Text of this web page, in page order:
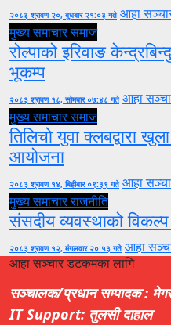
२०८३ श्रावण २०, बुधबार २१:०३ गते आहा
मुख्य समाचारसमाज
रोल्पाको इरिवाङ
भूकम्प
२०८३ श्रावण १८, सोमबार ०७:४८ गते आहा
मुख्य समाचारसमाज
तिलिचो युवा क्लबद्वारा
आयोजना
२०८३ श्रावण १४, बिहीबार ०९:३९ गते आहा
मुख्य समाचारराजनीति
संसदीय व्यवस्थाको
२०८३ श्रावण १२, मंगलवार २०:५३ गते आहा
आहा सञ्चार डटकमका लागि
सञ्चालक/प्रधान सम्पादक :
IT Support: तुलसी दाहाल